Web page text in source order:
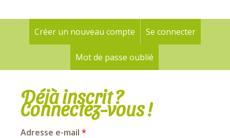
Onglets
principaux
Créer un nouveau compte Se connecter(onglet
Mot de passe oublié
Déjà inscrit ?
Connectez-vous !
Adresse e-mail *